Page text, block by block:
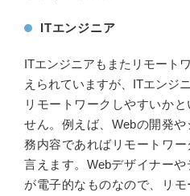
ITエンジニア
ITエンジニアもまたリモート
えられていますが、ITエンジ
リモートワークしやすいか
せん。例えば、Webの開発
務内容であればリモートワ
言えます。Webデザイナー
が電子的なものなので、リ